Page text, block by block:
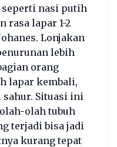
seperti nasi putih
rasa lapar 1-2
Lonjakan
lebih
orang
lapar kembali,
sahur. Situasi ini
olah tubuh
terjadi bisa jadi
kurang tepat